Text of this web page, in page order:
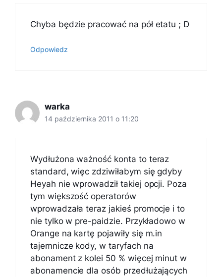
Chyba będzie pracować na pół etatu ; D
Odpowiedz
warka
14 października 2011 o 11:20
Wydłużona ważność konta to teraz
standard, więc zdziwiłabym się gdyby
Heyah nie wprowadził takiej opcji. Poza
tym większość operatorów
wprowadzała teraz jakieś promocje i to
nie tylko w pre-paidzie. Przykładowo w
Orange na kartę pojawiły się m.in
tajemnicze kody, w taryfach na
abonament z kolei 50 % więcej minut w
abonamencie dla osób przedłużających